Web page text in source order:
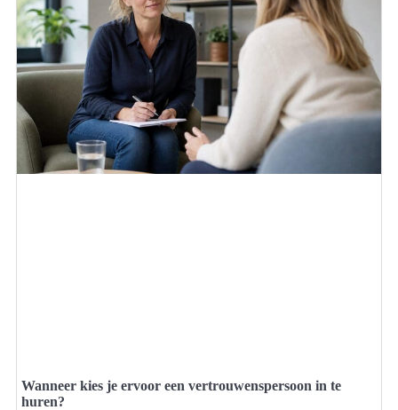
Wanneer kies je ervoor een vertrouwenspersoon in te
huren?